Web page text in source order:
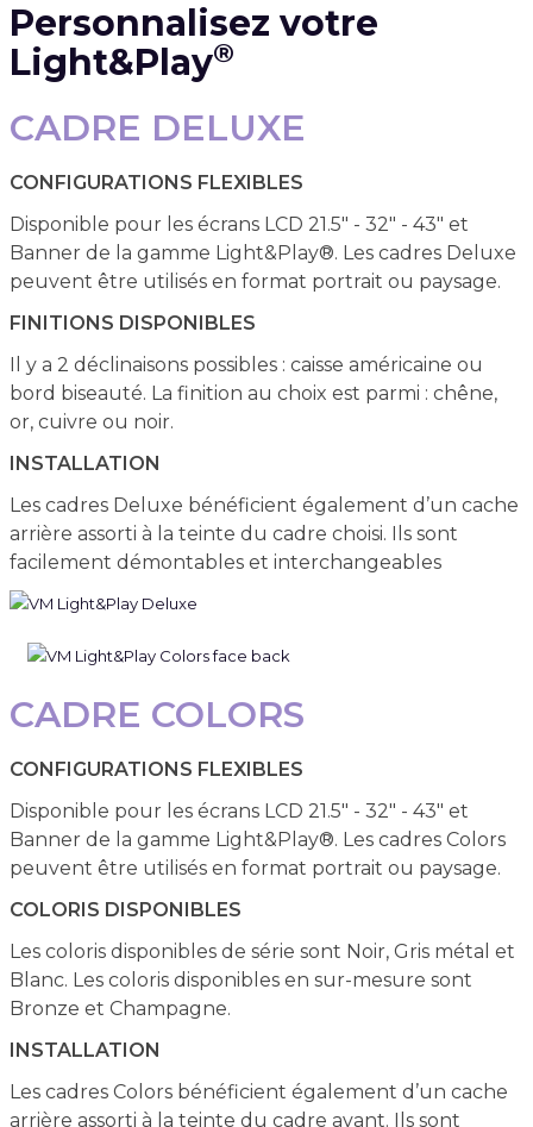
Personnalisez votre
Light&Play®
CADRE DELUXE
CONFIGURATIONS FLEXIBLES
Disponible pour les écrans LCD 21.5" - 32" - 43" et
Banner de la gamme Light&Play®. Les cadres Deluxe
peuvent être utilisés en format portrait ou paysage.
FINITIONS DISPONIBLES
Il y a 2 déclinaisons possibles : caisse américaine ou
bord biseauté. La finition au choix est parmi : chêne,
or, cuivre ou noir.
INSTALLATION
Les cadres Deluxe bénéficient également d’un cache
arrière assorti à la teinte du cadre choisi. Ils sont
facilement démontables et interchangeables
CADRE COLORS
CONFIGURATIONS FLEXIBLES
Disponible pour les écrans LCD 21.5" - 32" - 43" et
Banner de la gamme Light&Play®. Les cadres Colors
peuvent être utilisés en format portrait ou paysage.
COLORIS DISPONIBLES
Les coloris disponibles de série sont Noir, Gris métal et
Blanc. Les coloris disponibles en sur-mesure sont
Bronze et Champagne.
INSTALLATION
Les cadres Colors bénéficient également d’un cache
arrière assorti à la teinte du cadre avant. Ils sont